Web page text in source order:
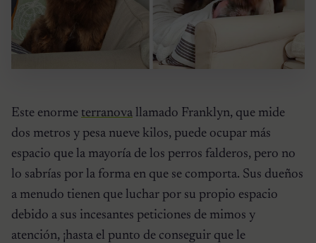
Este enorme terranova llamado Franklyn, que mide
dos metros y pesa nueve kilos, puede ocupar más
espacio que la mayoría de los perros falderos, pero no
lo sabrías por la forma en que se comporta. Sus dueños
a menudo tienen que luchar por su propio espacio
debido a sus incesantes peticiones de mimos y
atención, ¡hasta el punto de conseguir que le